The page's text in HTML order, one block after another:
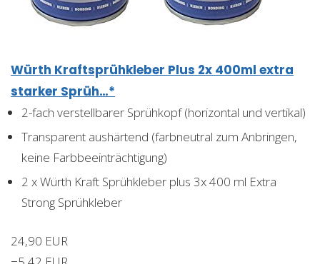
Würth Kraftsprühkleber Plus 2x 400ml extra
starker Sprüh…*
2-fach verstellbarer Sprühkopf (horizontal und vertikal)
Transparent aushärtend (farbneutral zum Anbringen,
keine Farbbeeinträchtigung)
2 x Würth Kraft Sprühkleber plus 3x 400 ml Extra
Strong Sprühkleber
24,90 EUR